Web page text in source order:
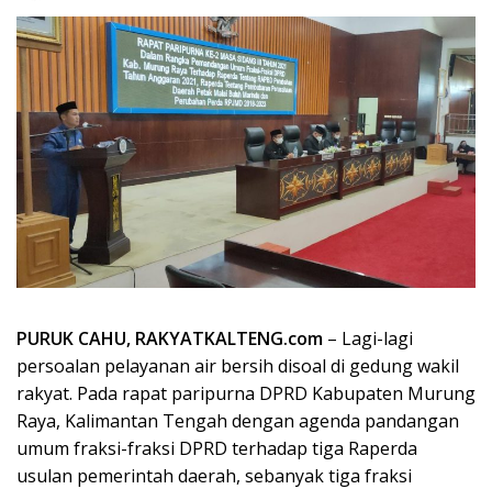
PURUK CAHU, RAKYATKALTENG.com – Lagi-lagi
persoalan pelayanan air bersih disoal di gedung wakil
rakyat. Pada rapat paripurna DPRD Kabupaten Murung
Raya, Kalimantan Tengah dengan agenda pandangan
umum fraksi-fraksi DPRD terhadap tiga Raperda
usulan pemerintah daerah, sebanyak tiga fraksi